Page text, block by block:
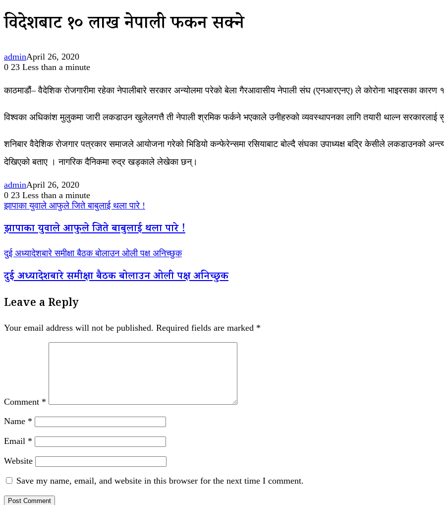
विदेशबाट १० लाख नेपाली फर्कन सक्ने
adminApril 26, 2020
0 23 Less than a minute
काठमाडौं– वैदेशिक रोजगारीमा रहेका नेपालीबारे सरकार अन्योलमा परेको बेला गैरआवासीय नेपाली संघ (एनआरएनए) ले कोरोना भाइरसका
विश्वका अधिकांश मुलुकमा जारी लकडाउन खुलेलगत्तै ती नेपाली श्रमिक फर्कने भएकाले उनीहरुको व्यवस्थापनका लागि तयारी थाल्न सरकारलाई
शनिबार वैदेशिक रोजगार पत्रकार समाजले आयोजना गरेको भिडियो कन्फेरेन्समा रसियाबाट बोल्दै संघका उपाध्यक्ष बद्रि केसीले लकडाउनको
देखिएको बताए । नागरिक दैनिकमा रुद्र खड्काले लेखेका छन्।
adminApril 26, 2020
0 23 Less than a minute
झापाका युवाले आफुले जिते बाबुलाई थला पारे !
झापाका युवाले आफुले जिते बाबुलाई थला पारे !
दुई अध्यादेशबारे समीक्षा बैठक बोलाउन ओली पक्ष अनिच्छुक
दुई अध्यादेशबारे समीक्षा बैठक बोलाउन ओली पक्ष अनिच्छुक
Leave a Reply
Your email address will not be published. Required fields are marked *
Comment *
Name *
Email *
Website
Save my name, email, and website in this browser for the next time I comment.